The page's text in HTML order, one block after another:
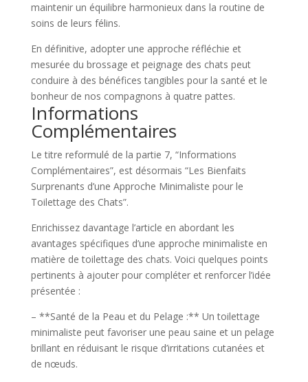
maintenir un équilibre harmonieux dans la routine de
soins de leurs félins.
En définitive, adopter une approche réfléchie et
mesurée du brossage et peignage des chats peut
conduire à des bénéfices tangibles pour la santé et le
bonheur de nos compagnons à quatre pattes.
Informations
Complémentaires
Le titre reformulé de la partie 7, “Informations
Complémentaires”, est désormais “Les Bienfaits
Surprenants d’une Approche Minimaliste pour le
Toilettage des Chats”.
Enrichissez davantage l’article en abordant les
avantages spécifiques d’une approche minimaliste en
matière de toilettage des chats. Voici quelques points
pertinents à ajouter pour compléter et renforcer l’idée
présentée :
– **Santé de la Peau et du Pelage :** Un toilettage
minimaliste peut favoriser une peau saine et un pelage
brillant en réduisant le risque d’irritations cutanées et
de nœuds.